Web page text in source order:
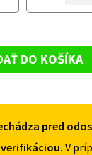
II
2005-
DO KOŠÍKA
pred
V